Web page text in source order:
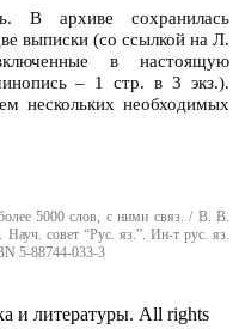
В архиве сохранилась
выписки (со ссылкой на Л.
в настоящую
– 1 стр. в 3 экз.).
нескольких необходимых
5000 слов, с ними связ. / В. В.
совет “Рус. яз.”. Ин-т рус. яз.
5-88744-033-3
и литературы. All rights